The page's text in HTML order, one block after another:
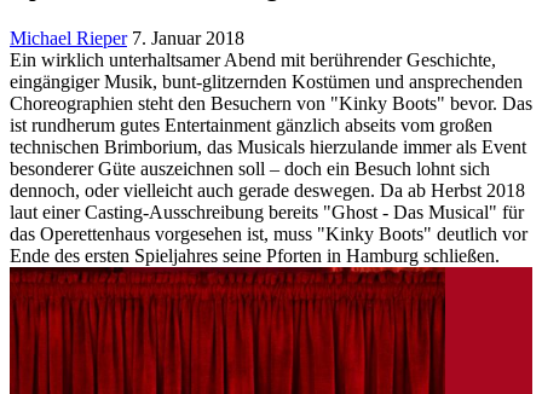
Michael Rieper 7. Januar 2018
Ein wirklich unterhaltsamer Abend mit berührender Geschichte,
eingängiger Musik, bunt-glitzernden Kostümen und ansprechenden
Choreographien steht den Besuchern von "Kinky Boots" bevor. Das
ist rundherum gutes Entertainment gänzlich abseits vom großen
technischen Brimborium, das Musicals hierzulande immer als Event
besonderer Güte auszeichnen soll – doch ein Besuch lohnt sich
dennoch, oder vielleicht auch gerade deswegen. Da ab Herbst 2018
laut einer Casting-Ausschreibung bereits "Ghost - Das Musical" für
das Operettenhaus vorgesehen ist, muss "Kinky Boots" deutlich vor
Ende des ersten Spieljahres seine Pforten in Hamburg schließen.